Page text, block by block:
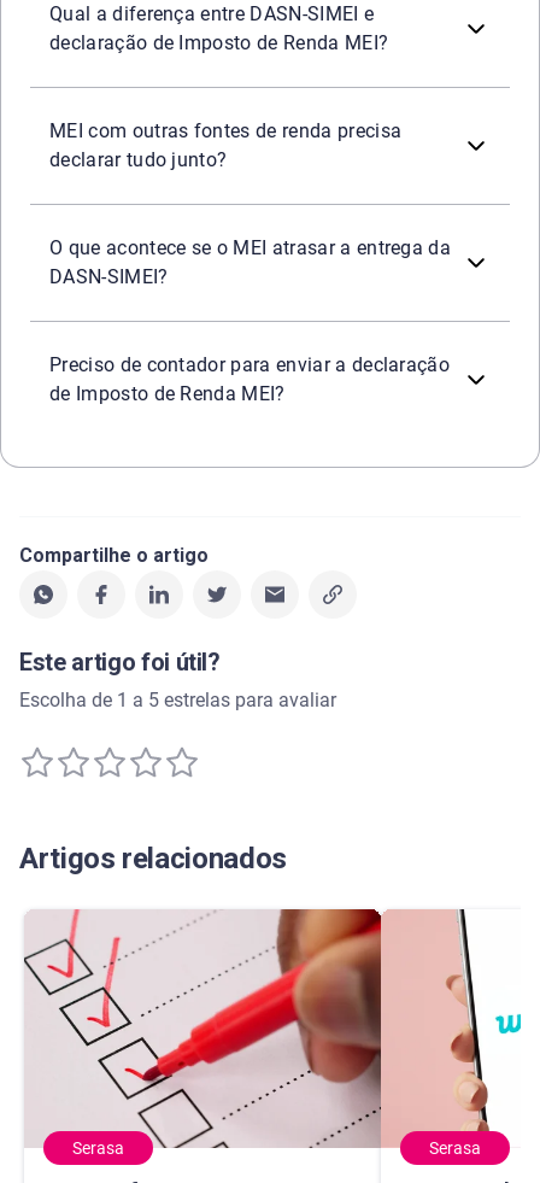
Qual a diferença entre DASN‑SIMEI e
declaração de Imposto de Renda MEI?
MEI com outras fontes de renda precisa
declarar tudo junto?
O que acontece se o MEI atrasar a entrega da
DASN‑SIMEI?
Preciso de contador para enviar a declaração
de Imposto de Renda MEI?
Compartilhe o artigo
Este artigo foi útil?
Escolha de 1 a 5 estrelas para avaliar
Artigos relacionados
Serasa Serasa